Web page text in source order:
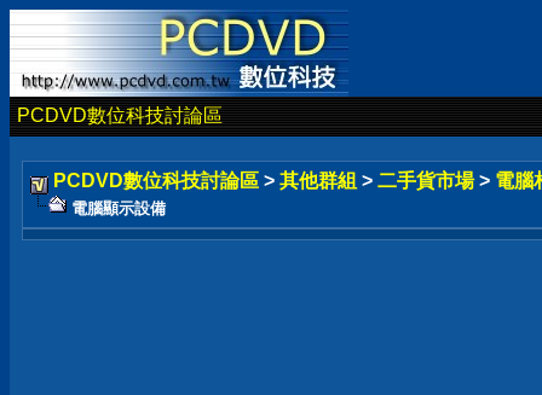
PCDVD數位科技討論區
PCDVD數位科技討論區 > 其他群組 > 二手貨市場 > 電腦
電腦顯示設備